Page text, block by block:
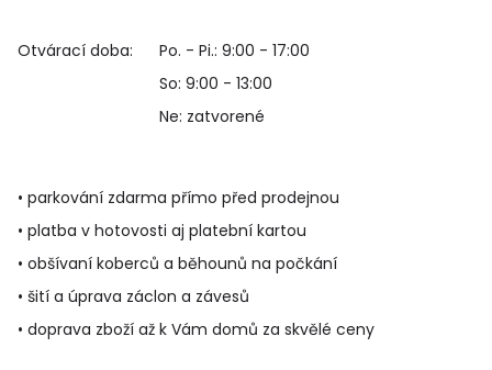
Otvárací doba:
Po. - Pi.: 9:00 - 17:00
So: 9:00 - 13:00
Ne: zatvorené
• parkování zdarma přímo před prodejnou
• platba v hotovosti aj platební kartou
• obšívaní koberců a běhounů na počkání
• šití a úprava záclon a závesů
• doprava zboží až k Vám domů za skvělé ceny